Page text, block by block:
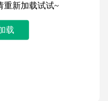
重新加载试试~
载